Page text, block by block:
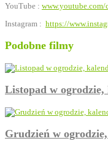
YouTube :
Instagram : https://
Podobne filmy
Listopad w
Grudzień w